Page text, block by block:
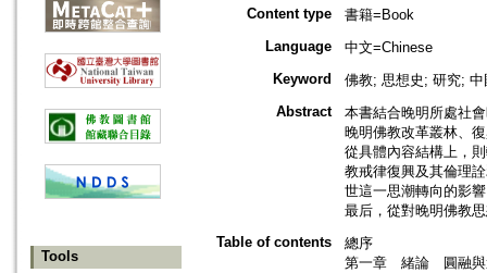
Tools
Content type
書籍=Book
Language
中文=Chinese
Keyword
佛教; 思想史; 研究;
Abstract
本書結合晚明所處社
晚明佛教改革叢林、
從具體內容結構上，
教戒律復興及其倫理
世這一思潮轉向的影
最后，從對晚明佛教
Table of contents
總序
第一章 緒論 圓融與